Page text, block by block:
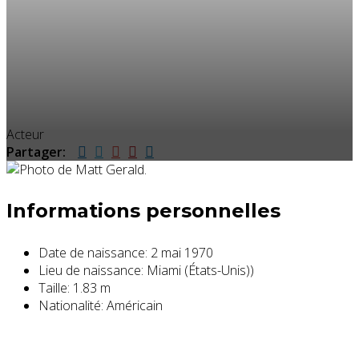
Acteur
Partager:
Informations personnelles
Date de naissance: 2 mai 1970
Lieu de naissance: Miami (États-Unis))
Taille: 1.83 m
Nationalité: Américain